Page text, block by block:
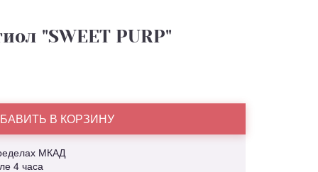
"SWEET PURP"
В КОРЗИНУ
МКАД
4 часа